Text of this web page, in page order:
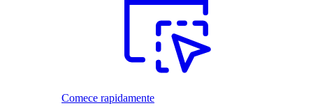
Comece rapidamente